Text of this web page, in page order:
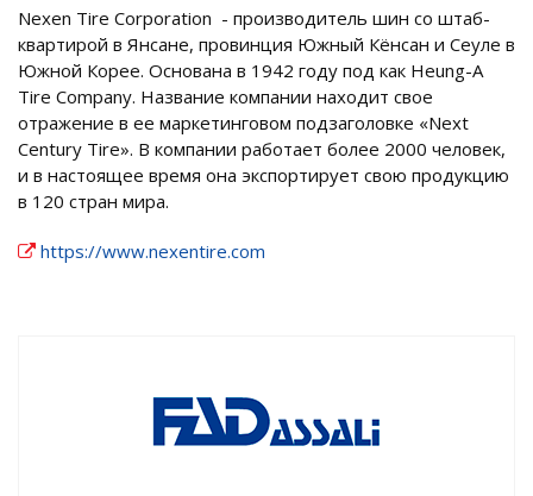
Nexen Tire Corporation - производитель шин со штаб-
квартирой в Янсане, провинция Южный Кёнсан и Сеуле в
Южной Корее. Основана в 1942 году под как Heung-A
Tire Company. Название компании находит свое
отражение в ее маркетинговом подзаголовке «Next
Century Tire». В компании работает более 2000 человек,
и в настоящее время она экспортирует свою продукцию
в 120 стран мира.
https://www.nexentire.com